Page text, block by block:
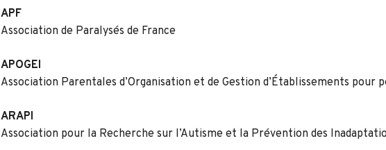
APF
Association de Paralysés de France
APOGEI
Association Parentales d’Organisation et de Gestion d’Établissements pour
ARAPI
Association pour la Recherche sur l’Autisme et la Prévention des